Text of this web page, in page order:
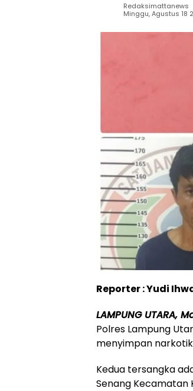
Redaksimattanews
Minggu, Agustus 18
Reporter : Yudi
LAMPUNG UTARA,
Polres Lampung
menyimpan
Kedua tersangka
Senang Kecamatan